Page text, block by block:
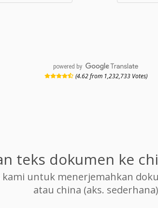
powered by
(4.62 from 1,232,733 Votes)
teks dokumen ke
untuk menerjemahkan
atau china (aks. sederhana)